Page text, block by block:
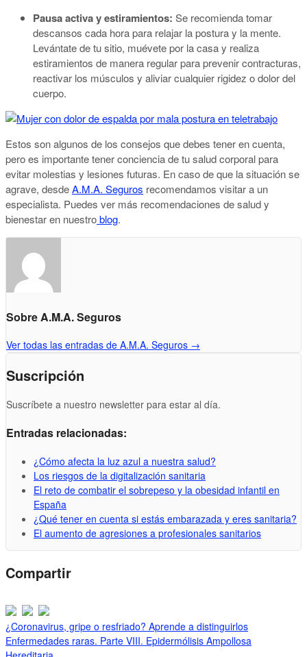
Pausa activa y estiramientos: Se recomienda tomar
descansos cada hora para relajar la postura y la mente.
Levántate de tu sitio, muévete por la casa y realiza
estiramientos de manera regular para prevenir contracturas,
reactivar los músculos y aliviar cualquier rigidez o dolor del
cuerpo.
Estos son algunos de los consejos que debes tener en cuenta,
pero es importante tener conciencia de tu salud corporal para
evitar molestias y lesiones futuras. En caso de que la situación se
agrave, desdeA.M.A. Seguros recomendamos visitar a un
especialista. Puedes ver más recomendaciones de salud y
bienestar en nuestroblog.
Sobre A.M.A. Seguros
Ver todas las entradas de A.M.A. Seguros →
Suscripción
Suscríbete a nuestro newsletter para estar al día.
Entradas relacionadas:
¿Cómo afecta la luz azul a nuestra salud?
Los riesgos de la digitalización sanitaria
El reto de combatir el sobrepeso y la obesidad infantil en
España
¿Qué tener en cuenta si estás embarazada y eres sanitaria?
El aumento de agresiones a profesionales sanitarios
Compartir
¿Coronavirus, gripe o resfriado? Aprende a distinguirlos
Enfermedades raras. Parte VIII. Epidermólisis Ampollosa